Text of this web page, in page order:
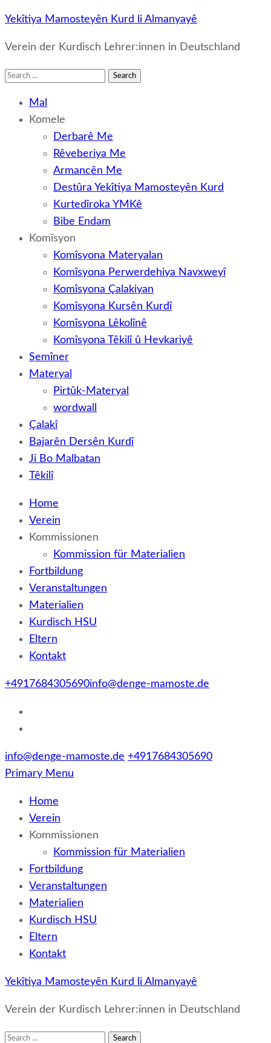
Yekîtiya Mamosteyên Kurd li Almanyayê
Verein der Kurdisch Lehrer:innen in Deutschland
Search
Mal
Komele
Derbarê Me
Rêveberiya Me
Armancên Me
Destûra Yekîtiya Mamosteyên Kurd
Kurtedîroka YMKê
Bibe Endam
Komîsyon
Komîsyona Materyalan
Komîsyona Perwerdehiya Navxweyî
Komîsyona Çalakiyan
Komîsyona Kursên Kurdî
Komîsyona Lêkolînê
Komîsyona Têkilî û Hevkariyê
Semîner
Materyal
Pirtûk-Materyal
wordwall
Çalakî
Bajarên Dersên Kurdî
Ji Bo Malbatan
Têkilî
Home
Verein
Kommissionen
Kommission für Materialien
Fortbildung
Veranstaltungen
Materialien
Kurdisch HSU
Eltern
Kontakt
+4917684305690info@denge-mamoste.de
info@denge-mamoste.de +4917684305690
Primary Menu
Home
Verein
Kommissionen
Kommission für Materialien
Fortbildung
Veranstaltungen
Materialien
Kurdisch HSU
Eltern
Kontakt
Yekîtiya Mamosteyên Kurd li Almanyayê
Verein der Kurdisch Lehrer:innen in Deutschland
Search